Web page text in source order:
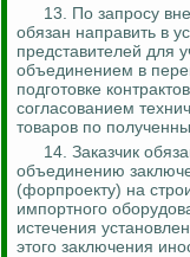
13. По запросу
обязан направить в
представителей для
объединением в
подготовке
согласованием
товаров по
14. Заказчик
объединению
(форпроекту) на
импортного
истечения
этого заключения